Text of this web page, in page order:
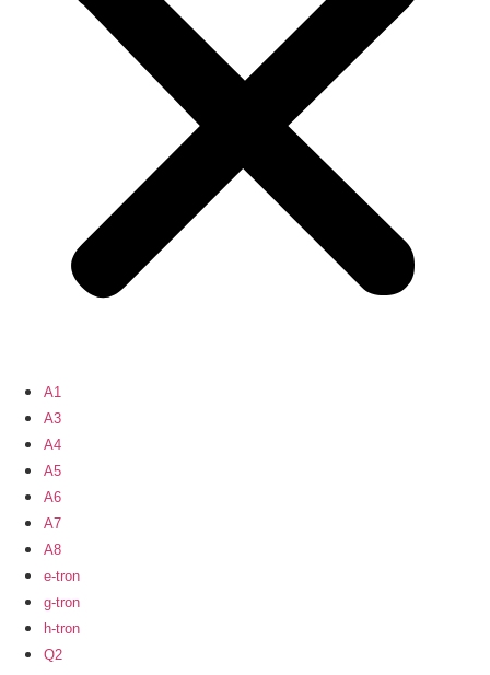
A1
A3
A4
A5
A6
A7
A8
e-tron
g-tron
h-tron
Q2